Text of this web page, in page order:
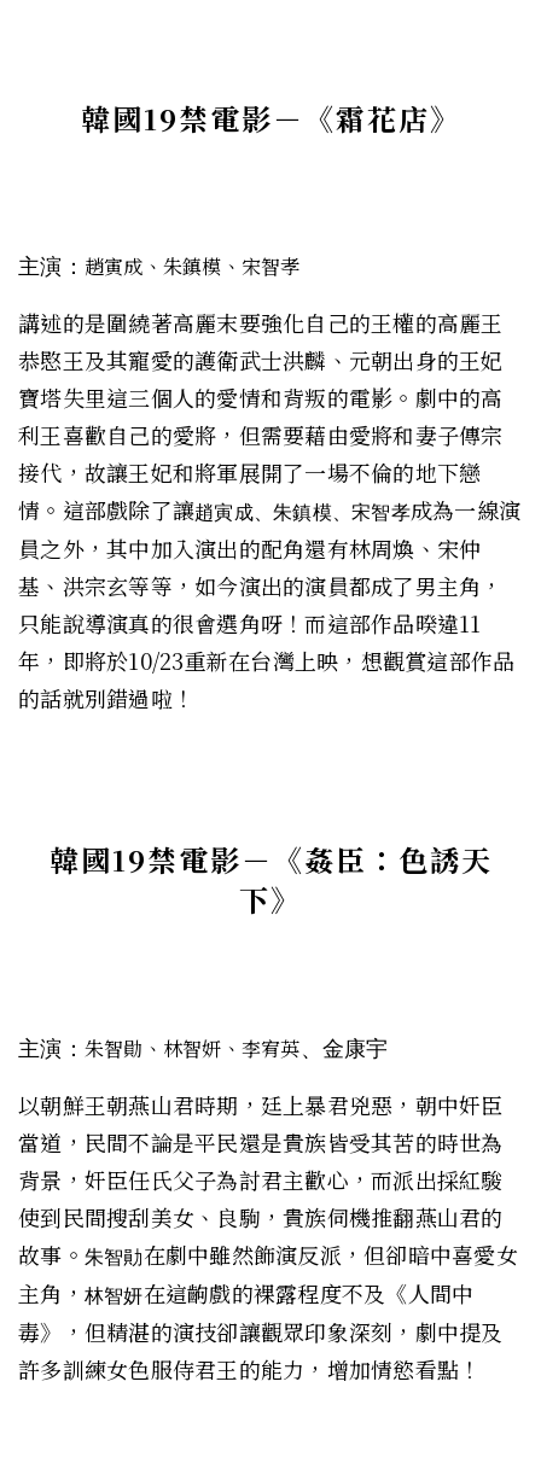
韓國19禁電影－ 《霜花店》
主演： 趙寅成、朱鎮模、宋智孝
講述的是圍繞著高麗末要強化自己的王權的高麗王
恭愍王及其寵愛的護衛武士洪麟、 元朝出身的王妃
寶塔失里這三個人的愛情和背叛的電影。劇中的高
利王喜歡自己的愛將，但需要藉由愛將和妻子傳宗
接代，故讓王妃和將軍展開了一場不倫的地下戀
情。這部戲除了讓趙寅成、朱鎮模、宋智孝成為一線演
員之外，其中加入演出的配角還有林周煥、宋仲
基、洪宗玄等等，如今演出的演員都成了男主角，
只能說導演真的很會選角呀！而這部作品暌違11
年，即將於10/23重新在台灣上映，想觀賞這部作品
的話就別錯過啦！
韓國19禁電影－ 《姦臣：色誘天
下》
主演： 朱智勛、林智妍、李宥英、金康宇
以朝鮮王朝燕山君時期，廷上暴君兇惡，朝中奸臣
當道，民間不論是平民還是貴族皆受其苦的時世為
背景，奸臣任氏父子為討君主歡心，而派出採紅駿
使到民間搜刮美女、良駒，貴族伺機推翻燕山君的
故事。 朱智勛在劇中雖然飾演反派，但卻暗中喜愛女
主角， 林智妍在這齣戲的裸露程度不及 《人間中
毒》，但精湛的演技卻讓觀眾印象深刻，劇中提及
許多訓練女色服侍君王的能力，增加情慾看點！